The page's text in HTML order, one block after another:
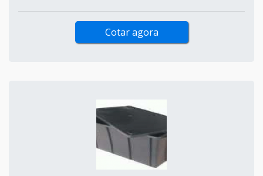
Cotar agora